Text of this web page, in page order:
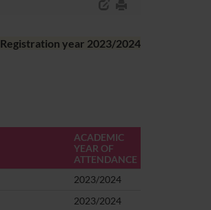
Registration year 2023/2024
ACADEMIC
YEAR OF
ATTENDANCE
2023/2024
2023/2024